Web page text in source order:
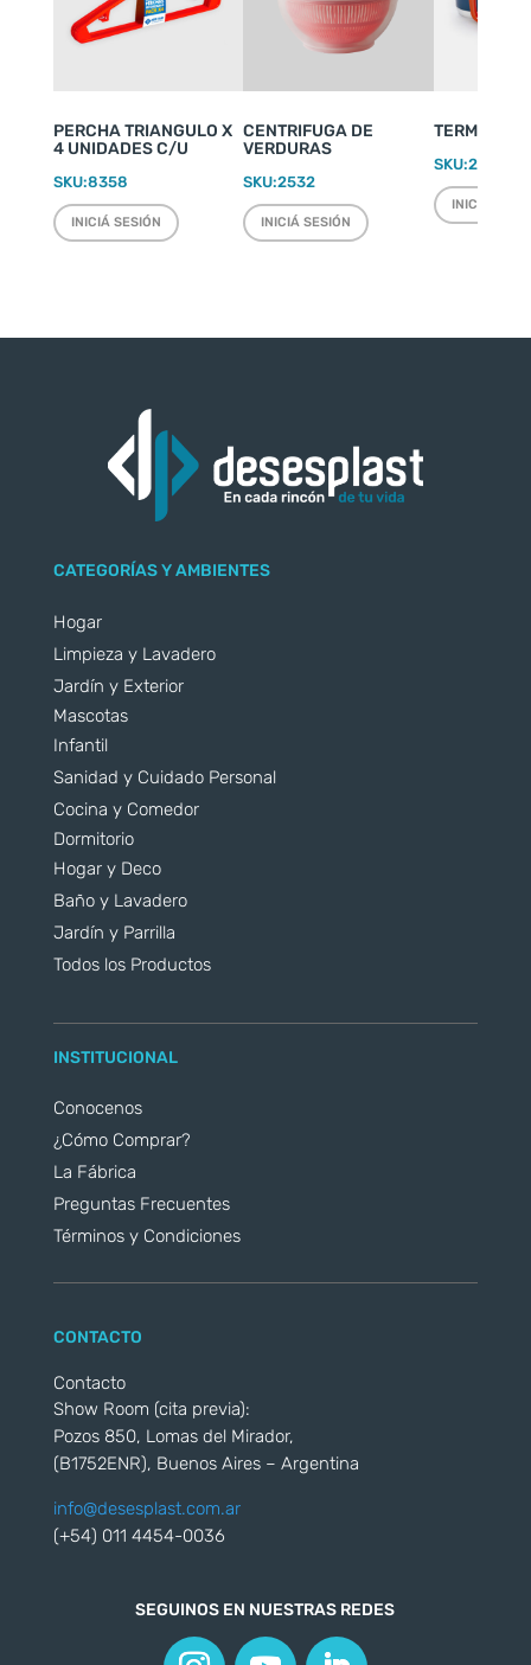
PERCHA TRIANGULO X
4 UNIDADES C/U
SKU:8358
INICIÁ SESIÓN
CENTRIFUGA DE
VERDURAS
SKU:2532
INICIÁ SESIÓN
TERMO
SKU:2220
INICIÁ
CATEGORÍAS Y AMBIENTES
Hogar
Limpieza y Lavadero
Jardín y Exterior
Mascotas
Infantil
Sanidad y Cuidado Personal
Cocina y Comedor
Dormitorio
Hogar y Deco
Baño y Lavadero
Jardín y Parrilla
Todos los Productos
INSTITUCIONAL
Conocenos
¿Cómo Comprar?
La Fábrica
Preguntas Frecuentes
Términos y Condiciones
CONTACTO
Contacto
Show Room (cita previa):
Pozos 850, Lomas del Mirador,
(B1752ENR), Buenos Aires – Argentina
info@desesplast.com.ar
(+54) 011 4454-0036
SEGUINOS EN NUESTRAS REDES